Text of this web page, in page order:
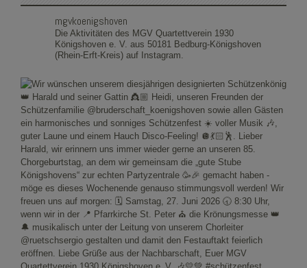
mgvkoenigshoven
Die Aktivitäten des MGV Quartettverein 1930
Königshoven e. V. aus 50181 Bedburg-Königshoven
(Rhein-Erft-Kreis) auf Instagram.